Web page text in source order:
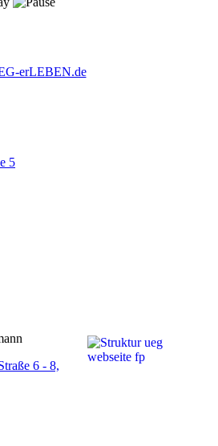
erLEBEN.de
5
6 - 8,